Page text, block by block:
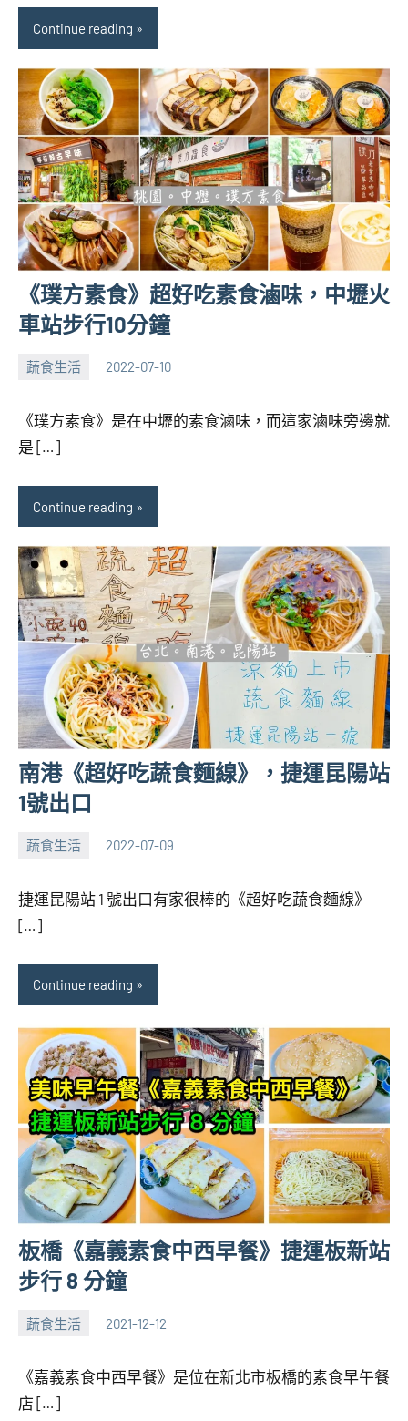
Continue reading
《璞方素食》超好吃素食滷味，中壢火
車站步行10分鐘
蔬食生活 2022-07-10
張
芋
No
《璞方素食》是在中壢的素食滷味，而這家滷味旁邊就
是 […]
Continue reading
南港《超好吃蔬食麵線》，捷運昆陽站
1號出口
蔬食生活 2022-07-09
張
芋
No
捷運昆陽站 1 號出口有家很棒的《超好吃蔬食麵線》
[…]
Continue reading
板橋《嘉義素食中西早餐》捷運板新站
步行 8 分鐘
蔬食生活 2021-12-12
張
芋
No
《嘉義素食中西早餐》是位在新北市板橋的素食早午餐
店 […]